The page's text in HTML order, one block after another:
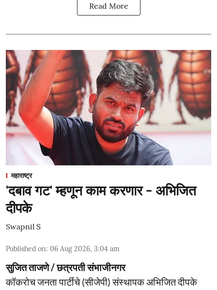
Read More
महाराष्ट्र
'दबाव गट' म्हणून काम करणार - अभिजित
दीपके
Swapnil S
Published on: 06 Aug 2026, 3:04 am
सुजित ताजणे / छत्रपती संभाजीनगर
कॉकरोच जनता पार्टीचे (सीजेपी) संस्थापक अभिजित दीपके